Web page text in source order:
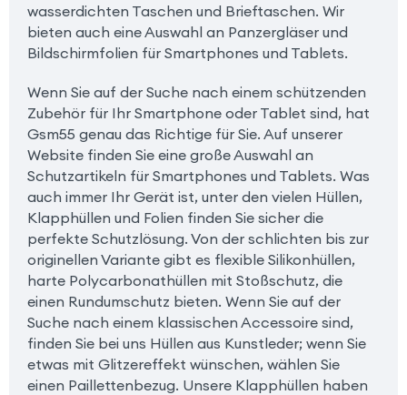
wasserdichten Taschen und Brieftaschen. Wir
bieten auch eine Auswahl an Panzergläser und
Bildschirmfolien für Smartphones und Tablets.
Wenn Sie auf der Suche nach einem schützenden
Zubehör für Ihr Smartphone oder Tablet sind, hat
Gsm55 genau das Richtige für Sie. Auf unserer
Website finden Sie eine große Auswahl an
Schutzartikeln für Smartphones und Tablets. Was
auch immer Ihr Gerät ist, unter den vielen Hüllen,
Klapphüllen und Folien finden Sie sicher die
perfekte Schutzlösung. Von der schlichten bis zur
originellen Variante gibt es flexible Silikonhüllen,
harte Polycarbonathüllen mit Stoßschutz, die
einen Rundumschutz bieten. Wenn Sie auf der
Suche nach einem klassischen Accessoire sind,
finden Sie bei uns Hüllen aus Kunstleder; wenn Sie
etwas mit Glitzereffekt wünschen, wählen Sie
einen Paillettenbezug. Unsere Klapphüllen haben